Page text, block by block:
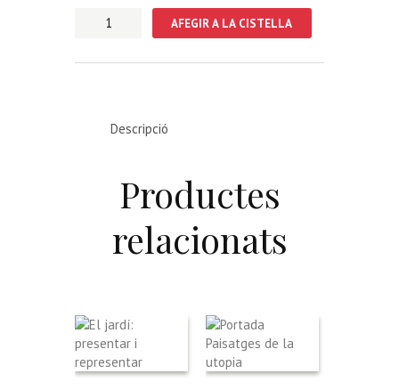
quantitat
AFEGIR A LA CISTELLA
Descripció
Productes
relacionats